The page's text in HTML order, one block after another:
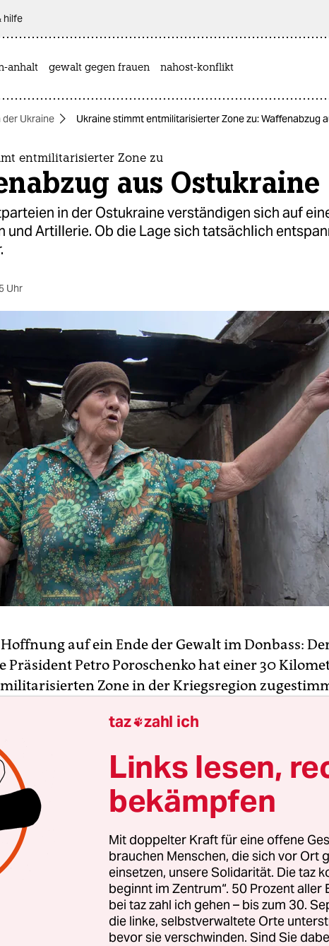
hilfe
anhalt gewalt gegen frauen nahost-konflikt
der Ukraine Ukraine stimmt entmilitarisierter Zone zu: Waffenabzug
entmilitarisierter Zone zu
aus Ostukraine
in der Ostukraine verständigen sich auf
und Artillerie. Ob die Lage sich tatsächlich
Uhr
Hoffnung auf ein Ende der Gewalt im Donbass:
Präsident Petro Poroschenko hat einer 30
Zone in der Kriegsregion
Mittwoch im Gebiet Luhansk. Der Schritt solle den
Beschuss“ beenden.
hatten sich unter Vermittlung der OSZE
Vorabend auf einen Abzug der Waffen geeinigt.
Separatisten in Donezk teilten mit, Geschütze
weniger als 100 Millimetern bereits drei
zu haben.
taz zahl ich
Links lesen,
bekämpfen
Mit doppelter Kraft für eine offene
brauchen Menschen, die sich vor Ort
einsetzen, unsere Solidarität. Die taz
beginnt im Zentrum“. 50 Prozent aller
bei taz zahl ich gehen – bis zum 30.
die linke, selbstverwaltete Orte
bevor sie verschwinden. Sind Sie